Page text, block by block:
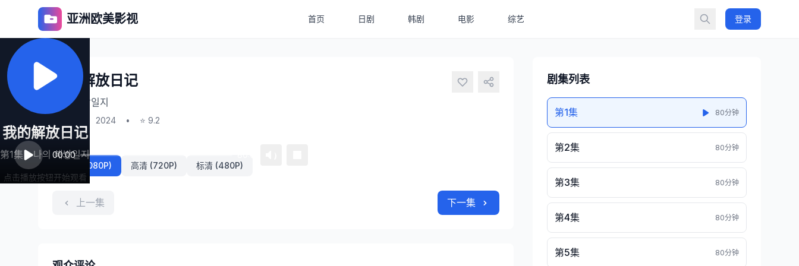
亚洲欧美影视 首页 日剧 韩剧 电影 综艺 登录
我的解放日记
第1集 - 나의 해방일지
点击播放按钮开始观看
00:00
我的解放日记
나의 해방일지
2024 • ⭐ 9.2
播放线路
超清 (1080P) 高清 (720P) 标清 (480P)
上一集 下一集
剧集列表
第1集 80分钟
第2集 80分钟
第3集 80分钟
第4集 80分钟
第5集 80分钟